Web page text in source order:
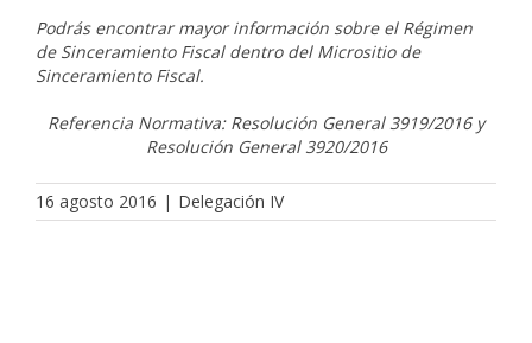
Podrás encontrar mayor información sobre el Régimen
de Sinceramiento Fiscal dentro del Micrositio de
Sinceramiento Fiscal.
Referencia Normativa: Resolución General 3919/2016 y
Resolución General 3920/2016
16 agosto 2016 | Delegación IV